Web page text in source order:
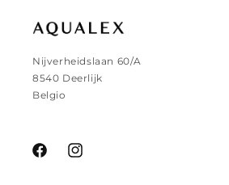
Nijverheidslaan 60/A
8540 Deerlijk
Belgio
FacebookInstagram